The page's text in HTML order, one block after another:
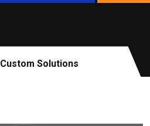
Custom Solutions